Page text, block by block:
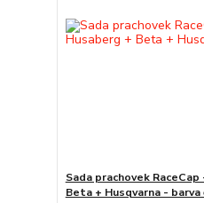
Sada prachovek
Beta + Husqvarna - barva